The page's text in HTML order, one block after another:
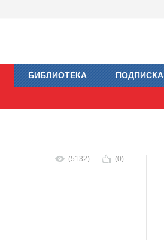
БИБЛИОТЕКА ПОДПИСКА
(5132) (0)